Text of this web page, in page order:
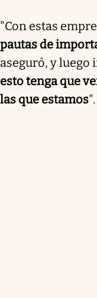
"Con estas
pautas de
aseguró, y luego
esto tenga que
las que estamos".